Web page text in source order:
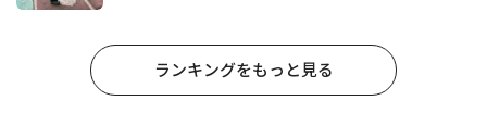
ランキングをもっと見る